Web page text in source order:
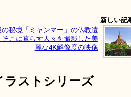
新しい記
の秘境「ミャンマー」の仏教遺
そこに暮らす人々を撮影した美
麗な4K解像度の映像
ラストシリーズ